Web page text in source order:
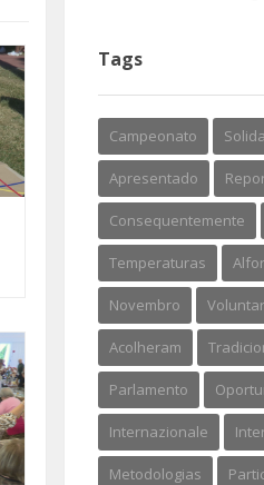
Tags
Campeonato
Apresentado
Consequentemente
Temperaturas
Novembro
Acolheram
Parlamento
Internazionale
Metodologias